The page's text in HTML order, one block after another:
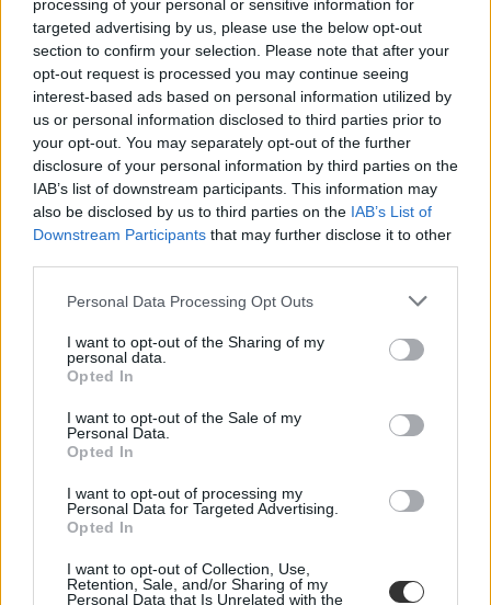
processing of your personal or sensitive information for
targeted advertising by us, please use the below opt-out
section to confirm your selection. Please note that after your
opt-out request is processed you may continue seeing
interest-based ads based on personal information utilized by
us or personal information disclosed to third parties prior to
your opt-out. You may separately opt-out of the further
disclosure of your personal information by third parties on the
IAB’s list of downstream participants. This information may
also be disclosed by us to third parties on the IAB’s List of
Downstream Participants that may further disclose it to other
Personal Data Processing Opt Outs
I want to opt-out of the Sharing of my
personal data.
Opted In
I want to opt-out of the Sale of my
Personal Data.
Opted In
I want to opt-out of processing my
Personal Data for Targeted Advertising.
Opted In
I want to opt-out of Collection, Use,
Retention, Sale, and/or Sharing of my
Personal Data that Is Unrelated with the
felvételi
felvételi ponthatárok
felvételi 2024
felvételi ponthatárok 2024